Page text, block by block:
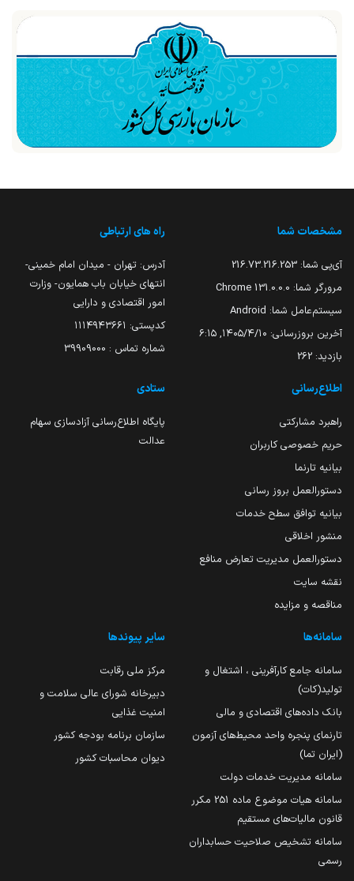
مشخصات شما
آی‌پی شما: 216.73.216.253
مرورگر شما: 131.0.0.0 Chrome
سیستم‌عامل شما: Android
آخرین بروزرسانی: ۱۴۰۵/۴/۱۰, ۶:۱۵
بازدید: 262
راه های ارتباطی
آدرس: تهران - میدان امام خمینی-
انتهای خیابان باب همایون- وزارت
امور اقتصادی و دارایی
کدپستی: ۱۱۱۴۹۴۳۶۶۱
شماره تماس : 39909000
اطلاع‌رسانی
راهبرد مشارکتی
حریم خصوصی کاربران
بیانیه تارنما
دستورالعمل بروز رسانی
بیانیه توافق سطح خدمات
منشور اخلاقی
دستورالعمل مدیریت تعارض منافع
نقشه سایت
مناقصه و مزایده
ستادی
پایگاه اطلاع‌رسانی آزادسازی سهام
عدالت
سامانه‌ها
سامانه جامع کارآفرینی ، اشتغال و
تولید(کات)
بانک داده‌های اقتصادی و مالی
تارنمای پنجره واحد محیط‌های آزمون
(ایران تما)
سامانه مدیریت خدمات دولت
سامانه هیات موضوع ماده 251 مکرر
قانون مالیات‌های مستقیم
سامانه تشخیص صلاحیت حسابداران
رسمی
سایر پیوندها
مرکز ملی رقابت
دبیرخانه شورای عالی سلامت و
امنیت غذایی
سازمان برنامه بودجه کشور
دیوان محاسبات کشور